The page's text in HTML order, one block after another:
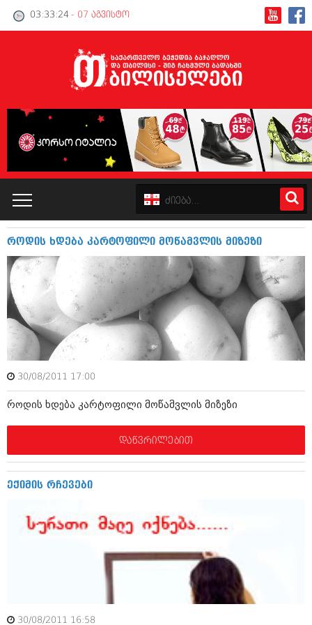
03:33:24 - 07 აგვისტო
პოლიტიკა
ინტერვიუები
საზოგადოება
მოდი, ვილაპარაკოთ
რელიგია
კატალოგი
პოლიტიკა
ინტერვიუები
ამბები
საზოგადოება
მოდი, ვილაპარაკოთ
მედიცინა
კადრს მიღმა
როდის ხდება კარტოფილი მოწამვლის მიზეზი
30/08/2011 17:00
როდის ხდება კარტოფილი მოწამვლის მიზეზი
დაწვრილებით
ექიმის რჩევები
30/08/2011 16:58